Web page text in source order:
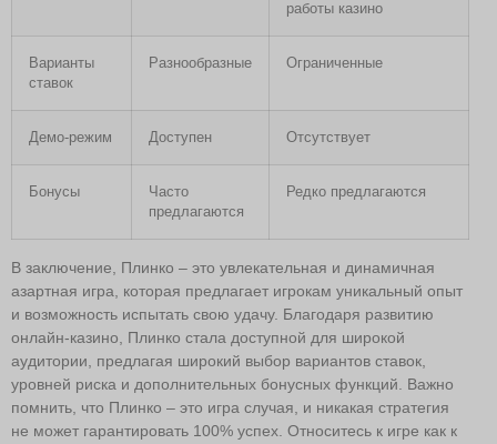
работы казино
Варианты
ставок
Разнообразные Ограниченные
Демо-режим Доступен Отсутствует
Бонусы
Часто
предлагаются
Редко предлагаются
В заключение, Плинко – это увлекательная и динамичная
азартная игра, которая предлагает игрокам уникальный опыт
и возможность испытать свою удачу. Благодаря развитию
онлайн-казино, Плинко стала доступной для широкой
аудитории, предлагая широкий выбор вариантов ставок,
уровней риска и дополнительных бонусных функций. Важно
помнить, что Плинко – это игра случая, и никакая стратегия
не может гарантировать 100% успех. Относитесь к игре как к